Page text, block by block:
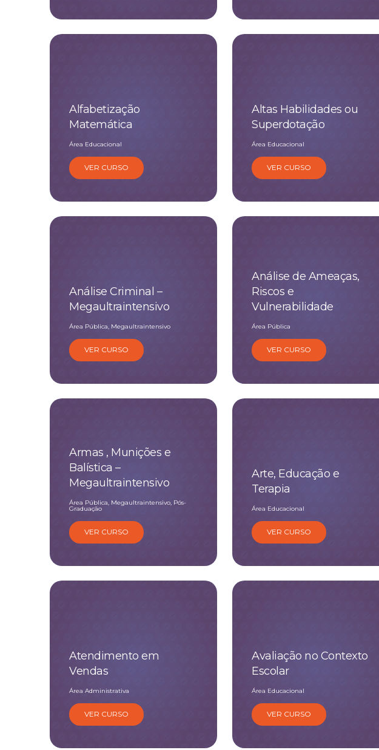
Alfabetização
Matemática
Área Educacional
VER CURSO
Altas Habilidades ou
Superdotação
Área Educacional
VER CURSO
Análise Criminal –
Megaultraintensivo
Área Pública, Megaultraintensivo
VER CURSO
Análise de Ameaças,
Riscos e
Vulnerabilidade
Área Pública
VER CURSO
Armas , Munições e
Balística –
Megaultraintensivo
Área Pública, Megaultraintensivo, Pós-
Graduação
VER CURSO
Arte, Educação e
Terapia
Área Educacional
VER CURSO
Atendimento em
Vendas
Área Administrativa
VER CURSO
Avaliação no Contexto
Escolar
Área Educacional
VER CURSO